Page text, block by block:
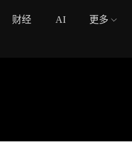
财经 AI 更多